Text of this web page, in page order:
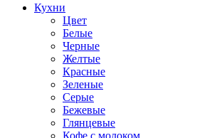
Кухни
Цвет
Белые
Черные
Желтые
Красные
Зеленые
Серые
Бежевые
Глянцевые
Кофе с молоком